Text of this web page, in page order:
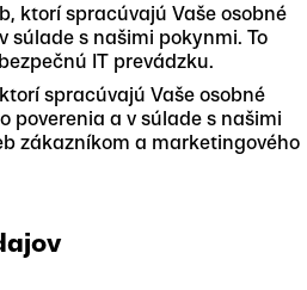
ktorí spracúvajú Vaše osobné
súlade s našimi pokynmi. To
IT prevádzku.
spracúvajú Vaše osobné
poverenia a v súlade s našimi
zákazníkom a marketingového